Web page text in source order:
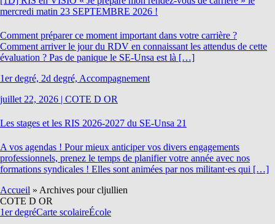
mercredi matin 23 SEPTEMBRE 2026 !
Comment préparer ce moment important dans votre carrière ?
Comment arriver le jour du RDV en connaissant les attendus de cette
évaluation ? Pas de panique le SE-Unsa est là […]
1er degré, 2d degré, Accompagnement
juillet 22, 2026 | COTE D OR
Les stages et les RIS 2026-2027 du SE-Unsa 21
A vos agendas ! Pour mieux anticiper vos divers engagements
professionnels, prenez le temps de planifier votre année avec nos
formations syndicales ! Elles sont animées par nos militant·es qui […]
Accueil » Archives pour cljullien
COTE D OR
1er degréCarte scolaireÉcole